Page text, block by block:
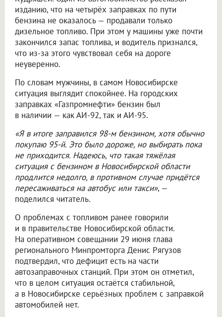
изданию, что на четырёх заправках по пути
бензина не оказалось — продавали только
дизельное топливо. При этом у машины уже почти
закончился запас топлива, и водитель признался,
что из-за этого чувствовал себя на дороге
неуверенно.
По словам мужчины, в самом Новосибирске
ситуация выглядит спокойнее. На городских
заправках «Газпромнефти» бензин был
в наличии — как АИ-92, так и АИ-95.
«Я в итоге заправился 98-м бензином, хотя обычно
покупаю 95-й. Это было дороже, но выбирать пока
не приходится. Надеюсь, что такая тяжёлая
ситуация с бензином в Новосибирской области
продлится недолго, в противном случае придётся
пересаживаться на автобус или такси», —
поделился читатель.
О проблемах с топливом ранее говорили
и в правительстве Новосибирской области.
На оперативном совещании 29 июня глава
регионального Минпромторга Денис Рягузов
подтвердил, что дефицит есть на части
автозаправочных станций. При этом он отметил,
что в целом ситуация остаётся стабильной,
а в Новосибирске серьёзных проблем с заправкой
автомобилей нет.